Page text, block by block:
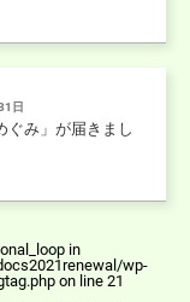
日
ぐみ」が届きまし
in
wp-
on line 21